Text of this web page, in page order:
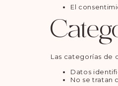
El
Las categorías de
Datos
No se tratan